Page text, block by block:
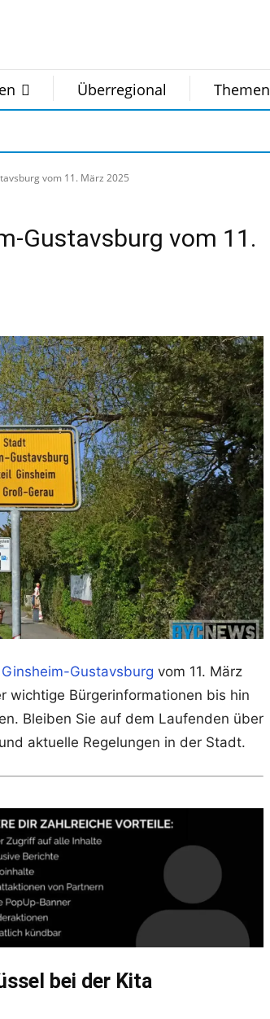
Überregional Themen
vom 11. März 2025
Gustavsburg vom 11.
Ginsheim-Gustavsburg vom 11. März
wichtige Bürgerinformationen bis hin
Bleiben Sie auf dem Laufenden über
aktuelle Regelungen in der Stadt.
bei der Kita